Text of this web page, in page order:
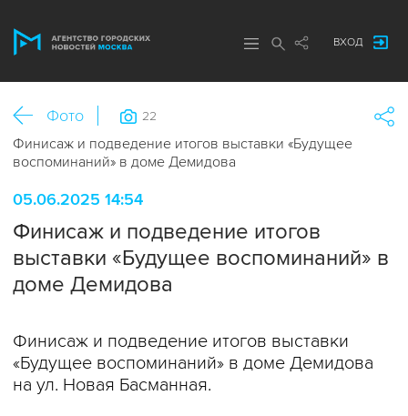
ВХОД
Фото
Финисаж и подведение итогов выставки «Будущее
воспоминаний» в доме Демидова
22
05.06.2025 14:54
Финисаж и подведение итогов
выставки «Будущее воспоминаний» в
доме Демидова
Финисаж и подведение итогов выставки
«Будущее воспоминаний» в доме Демидова
на ул. Новая Басманная.